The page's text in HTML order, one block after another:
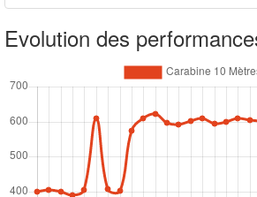
Evolution des